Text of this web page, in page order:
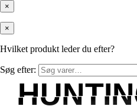
×
×
Hvilket produkt leder du efter?
Søg efter: